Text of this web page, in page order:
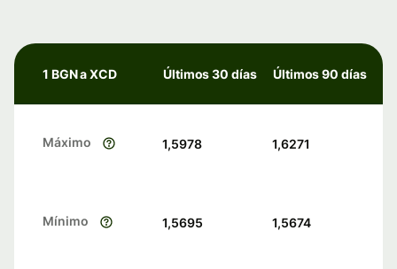
1 BGN a XCD Últimos 30 días Últimos 90 días
Máximo 1,5978 1,6271
Mínimo 1,5695 1,5674